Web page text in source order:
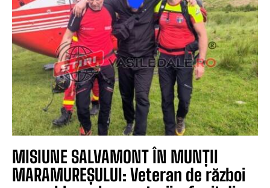
MISIUNE SALVAMONT ÎN MUNȚII
MARAMUREȘULUI: Veteran de război